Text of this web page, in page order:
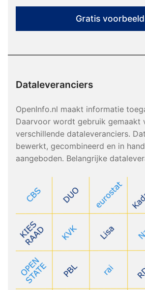
Gratis voorbeeld
Dataleveranciers
OpenInfo.nl maakt informatie
Daarvoor wordt gebruik gemaakt
verschillende dataleveranciers.
bewerkt, gecombineerd en in
aangeboden. Belangrijke